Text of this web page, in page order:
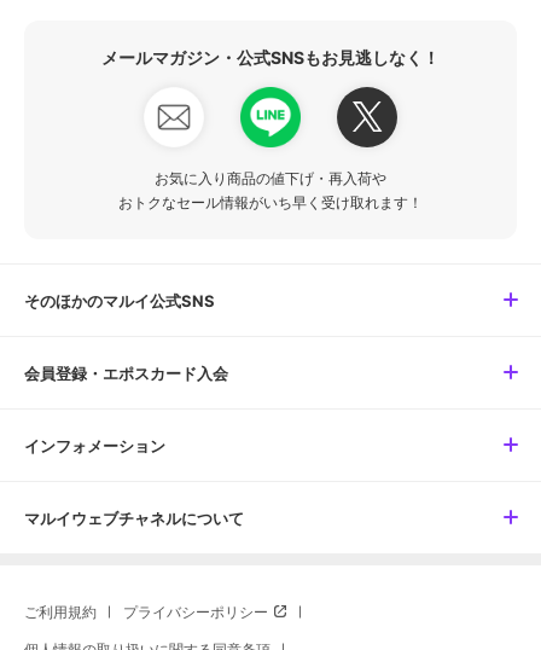
メールマガジン・公式SNSもお見逃しなく！
お気に入り商品の値下げ・再入荷や
おトクなセール情報がいち早く受け取れます！
そのほかのマルイ公式SNS
会員登録・エポスカード入会
インフォメーション
マルイウェブチャネルについて
ご利用規約 プライバシーポリシー